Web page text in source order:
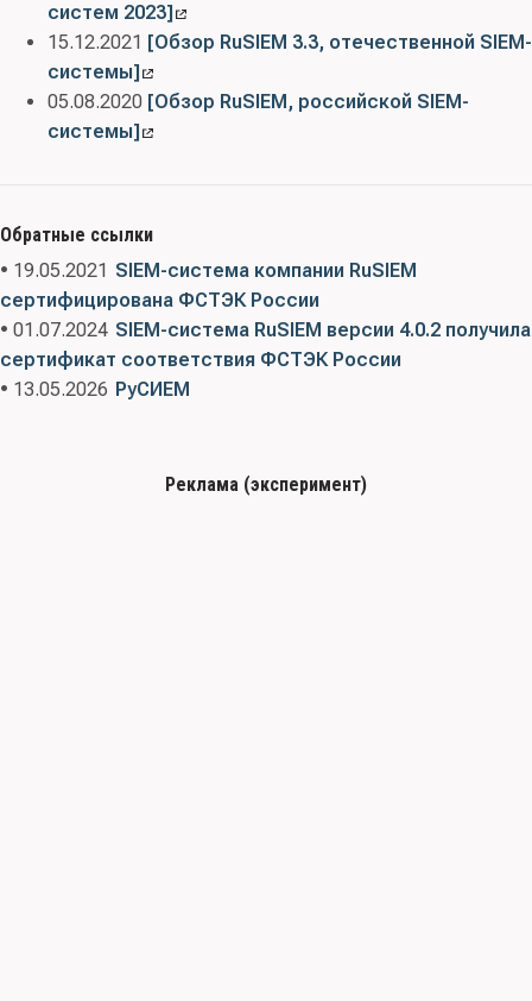
систем 2023]
15.12.2021 [Обзор RuSIEM 3.3, отечественной SIEM-
системы]
05.08.2020 [Обзор RuSIEM, российской SIEM-
системы]
Обратные ссылки
• 19.05.2021 SIEM-система компании RuSIEM
сертифицирована ФСТЭК России
• 01.07.2024 SIEM-система RuSIEM версии 4.0.2 получила
сертификат соответствия ФСТЭК России
• 13.05.2026 РуСИЕМ
Реклама (эксперимент)